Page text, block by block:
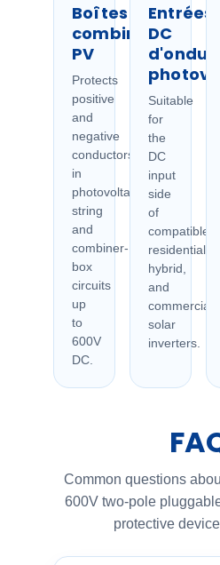
Boîtes
combinées
PV
Protects
positive
and
negative
conductors
in
photovoltaic
string
and
combiner-
box
circuits
up
to
600V
DC.
Entrées
DC
Suitable
for
the
DC
input
side
of
compatible
residential,
hybrid,
and
commercial
solar
inverters.
Common questions
600V two-pole
protective